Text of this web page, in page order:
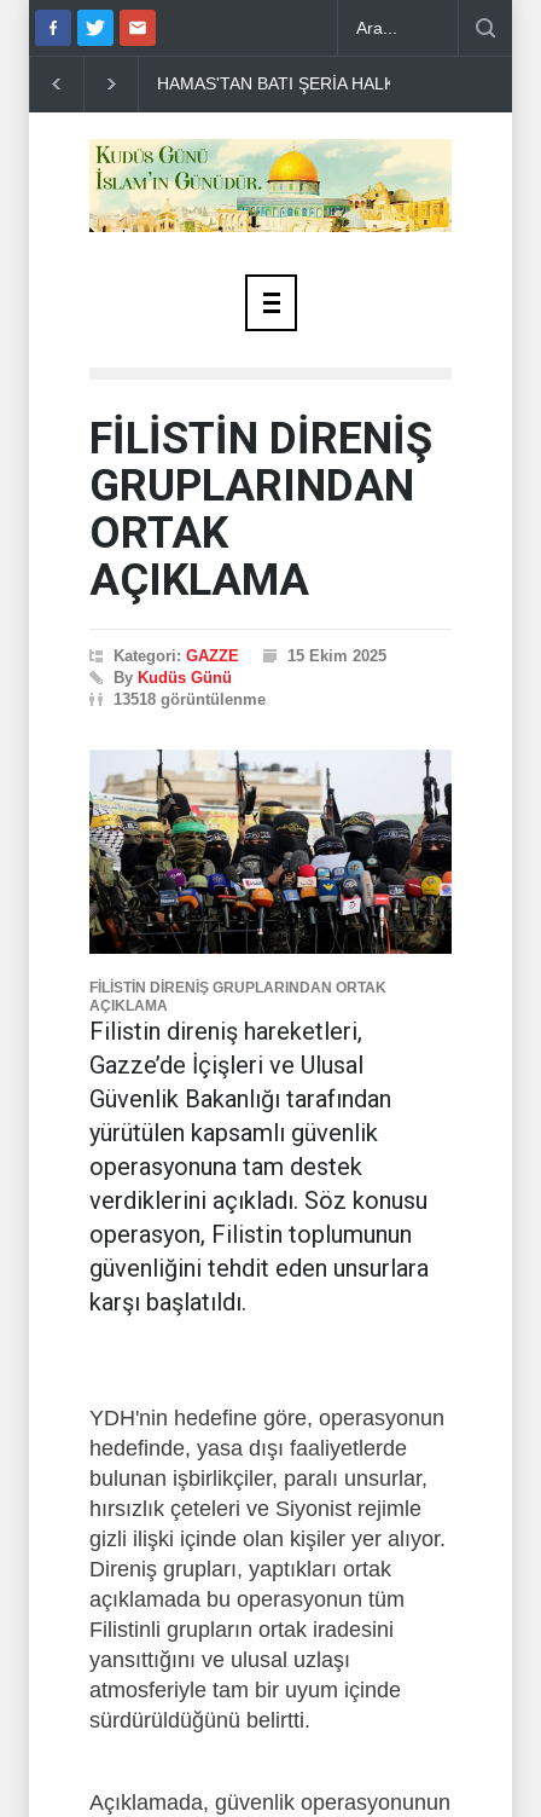
HALKINA ÇAĞRI .. DR BİLAL LAKKİS: LÜBNAN'IN
FİLİSTİN DİRENİŞ
GRUPLARINDAN
ORTAK
AÇIKLAMA
Kategori: GAZZE
15 Ekim 2025
By Kudüs Günü
13518 görüntülenme
FİLİSTİN DİRENİŞ GRUPLARINDAN ORTAK
AÇIKLAMA
Filistin direniş hareketleri,
Gazze’de İçişleri ve Ulusal
Güvenlik Bakanlığı tarafından
yürütülen kapsamlı güvenlik
operasyonuna tam destek
verdiklerini açıkladı. Söz konusu
operasyon, Filistin toplumunun
güvenliğini tehdit eden unsurlara
karşı başlatıldı.
YDH'nin hedefine göre, operasyonun
hedefinde, yasa dışı faaliyetlerde
bulunan işbirlikçiler, paralı unsurlar,
hırsızlık çeteleri ve Siyonist rejimle
gizli ilişki içinde olan kişiler yer alıyor.
Direniş grupları, yaptıkları ortak
açıklamada bu operasyonun tüm
Filistinli grupların ortak iradesini
yansıttığını ve ulusal uzlaşı
atmosferiyle tam bir uyum içinde
sürdürüldüğünü belirtti.
Açıklamada, güvenlik operasyonunun